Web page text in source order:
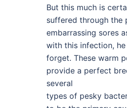
But this much is
suffered through the
embarrassing sores
with this infection,
forget. These warm
provide a perfect
several
types of pesky